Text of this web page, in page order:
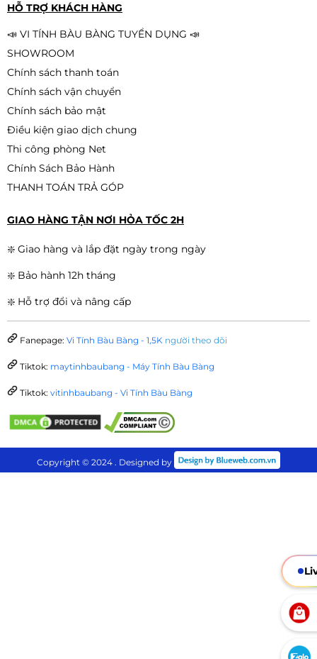
HỖ TRỢ KHÁCH HÀNG
📣 VI TÍNH BÀU BÀNG TUYỂN DỤNG 📣
SHOWROOM
Chính sách thanh toán
Chính sách vận chuyển
Chính sách bảo mật
Điều kiện giao dịch chung
Thi công phòng Net
Chính Sách Bảo Hành
THANH TOÁN TRẢ GÓP
GIAO HÀNG TẬN NƠI HỎA TỐC 2H
❇️ Giao hàng và lắp đặt ngày trong ngày
❇️ Bảo hành 12h tháng
❇️ Hỗ trợ đổi và nâng cấp
Fanepage: Vi Tính Bàu Bàng - 1,5K người theo dõi
Tiktok: maytinhbaubang - Máy Tính Bàu Bàng
Tiktok: vitinhbaubang - Vi Tính Bàu Bàng
Copyright © 2024 . Designed by